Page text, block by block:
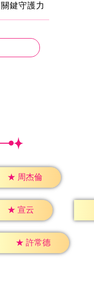
鍵守護力
★ 周杰倫
★ 宣云
★ 許常德